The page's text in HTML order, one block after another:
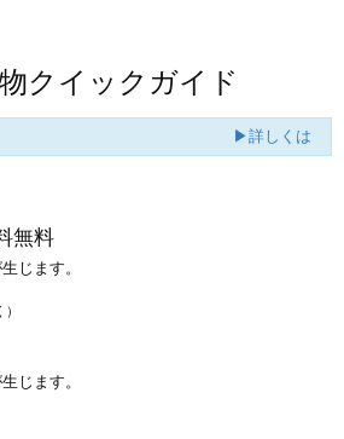
クイックガイド
▶詳しくは
無料
じます。
じます。